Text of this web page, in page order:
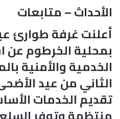
الأحداث – متابعات
أعلنت غرفة طوارئ
بمحلية الخرطوم عن
الخدمية والأمنية
الثاني من عيد
تقديم الخدمات